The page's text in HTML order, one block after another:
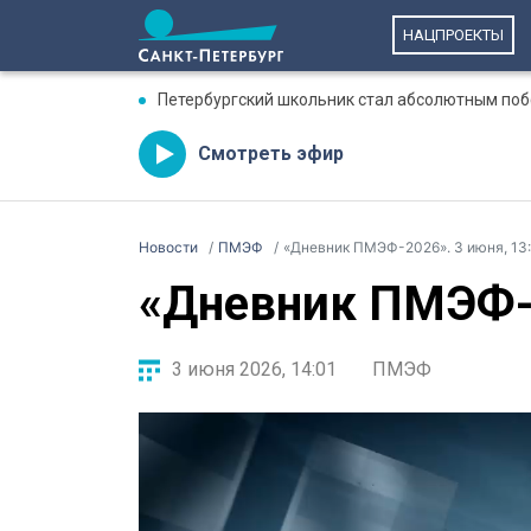
НАЦПРОЕКТЫ
Петербургский школьник стал абсолютным
Смотреть эфир
Новости ПМЭФ «Дневник ПМЭФ-2026». 3 июня,
«Дневник ПМЭФ-
3 июня 2026, 14:01 ПМЭФ